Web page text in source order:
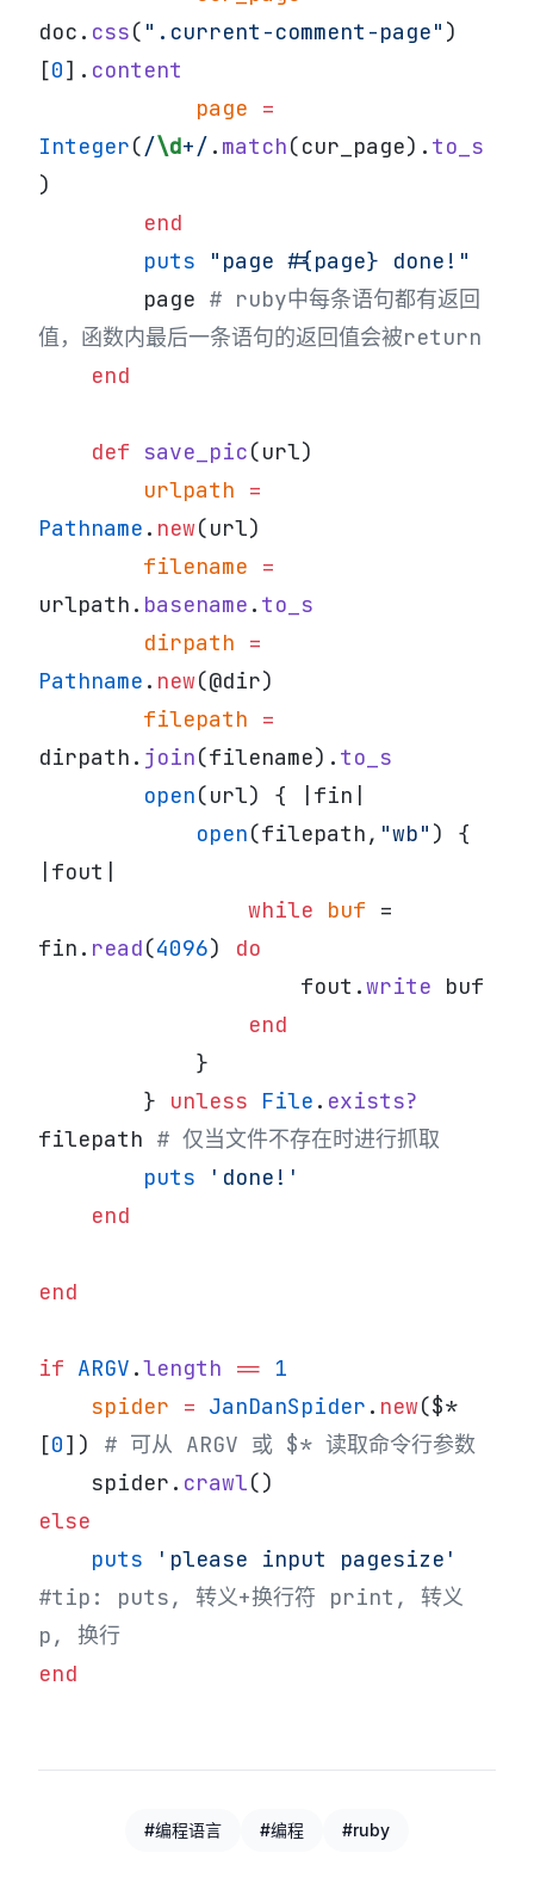
doc. css( ".current-comment-page" )
[0]. content
            page
=
Integer(/\d+/ . match(cur_page). to_s
)
        end
        puts
"page #{page} done!"
        page
# ruby中每条语句都有返回
值，函数内最后一条语句的返回值会被return
    end
    def
save_pic(url)
        urlpath
=
Pathname . new(url)
        filename
=
urlpath. basename . to_s
        dirpath
=
Pathname . new(@dir)
        filepath
=
dirpath. join(filename). to_s
        open
(url) { |fin|
            open
(filepath, "wb" ) {
|fout|
                while
buf =
fin. read(4096) do
                    fout.
write buf
                end
            }
        }
unless File . exists?
filepath # 仅当文件不存在时进行抓取
        puts
'done!'
    end
end
if ARGV .length == 1
    spider
= JanDanSpider . new($*
[0]) # 可从 ARGV 或 $* 读取命令行参数
    spider.
crawl()
else
    puts
'please input pagesize'
#tip: puts, 转义+换行符 print, 转义
p, 换行
end
#编程语言 #编程 #ruby